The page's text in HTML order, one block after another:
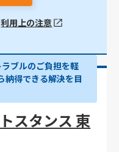
利用上の注意
ラブルのご負担を軽
納得できる解決を目
スタンス 東